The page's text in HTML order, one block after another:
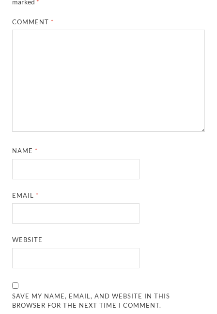
COMMENT *
NAME *
EMAIL *
WEBSITE
SAVE MY NAME, EMAIL, AND WEBSITE IN THIS
BROWSER FOR THE NEXT TIME I COMMENT.